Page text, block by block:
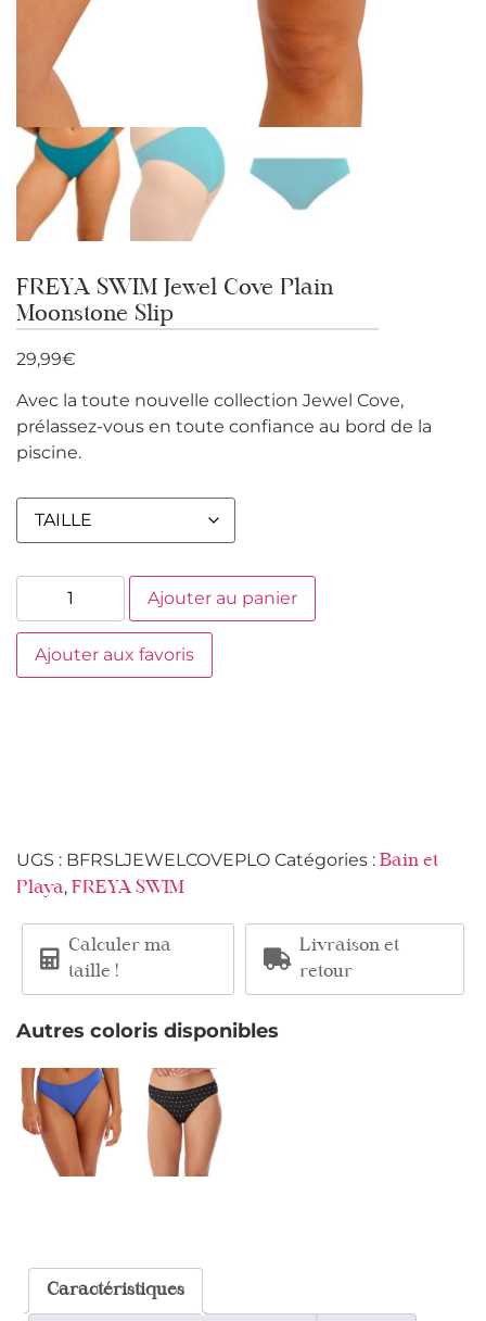
FREYA SWIM Jewel Cove Plain
Moonstone Slip
29,99€
Avec la toute nouvelle collection Jewel Cove,
prélassez-vous en toute confiance au bord de la
piscine.
Ajouter au panier
Ajouter aux favoris
UGS : BFRSLJEWELCOVEPLO Catégories : Bain et
Playa, FREYA SWIM
Calculer ma
taille !
Livraison et
retour
Autres coloris disponibles
Caractéristiques